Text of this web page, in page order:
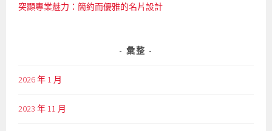
突顯專業魅力：簡約而優雅的名片設計
彙整
2026 年 1 月
2023 年 11 月